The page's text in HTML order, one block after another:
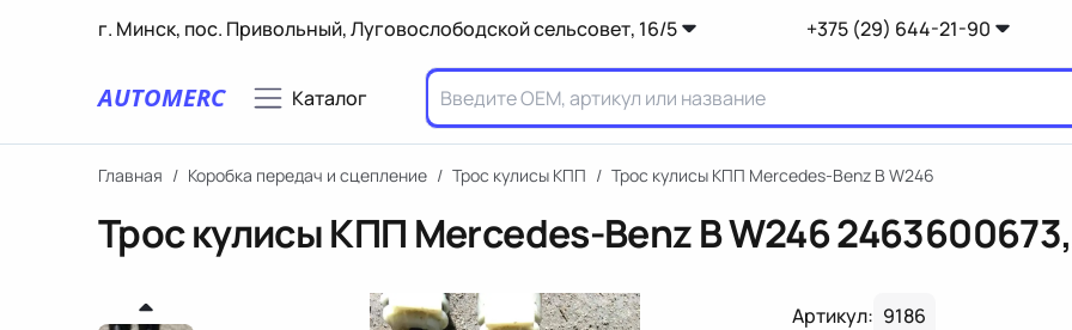
г. Минск, пос. Привольный, Луговослободской сельсовет, 16/5 +375 (29) 644-21-90
AUTOMERC Каталог
Главная / Коробка передач и сцепление / Трос кулисы КПП / Трос кулисы КПП Mercedes-Benz B W246
Трос кулисы КПП Mercedes-Benz B W246
Артикул: 9186